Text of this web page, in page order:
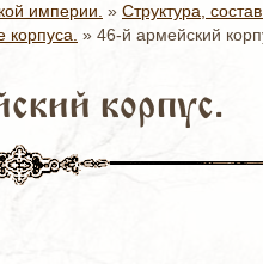
империи. » Структура,
корпуса. » 46-й армейский
корпус.